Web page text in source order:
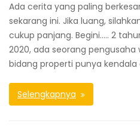
Ada cerita yang paling
sekarang ini. Jika luang,
cukup panjang. Begini….. 2
2020, ada seorang
bidang properti punya
Selengkapnya